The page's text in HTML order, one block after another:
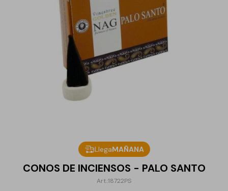
LlegaMAÑANA
CONOS DE INCIENSOS - PALO SANTO
18722PS